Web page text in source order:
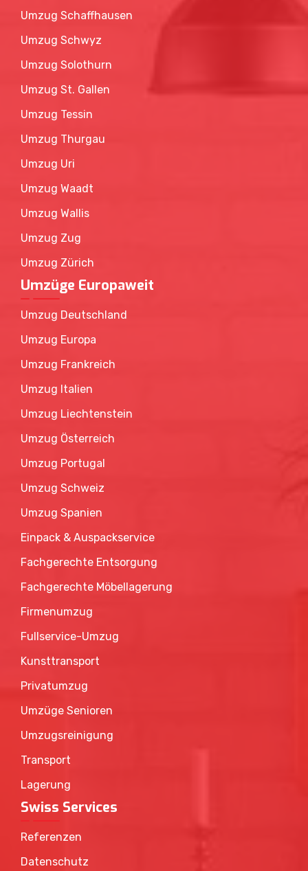
Umzug Schaffhausen
Umzug Schwyz
Umzug Solothurn
Umzug St. Gallen
Umzug Tessin
Umzug Thurgau
Umzug Uri
Umzug Waadt
Umzug Wallis
Umzug Zug
Umzug Zürich
Umzüge Europaweit
Umzug Deutschland
Umzug Europa
Umzug Frankreich
Umzug Italien
Umzug Liechtenstein
Umzug Österreich
Umzug Portugal
Umzug Schweiz
Umzug Spanien
Einpack & Auspackservice
Fachgerechte Entsorgung
Fachgerechte Möbellagerung
Firmenumzug
Fullservice-Umzug
Kunsttransport
Privatumzug
Umzüge Senioren
Umzugsreinigung
Transport
Lagerung
Swiss Services
Referenzen
Datenschutz